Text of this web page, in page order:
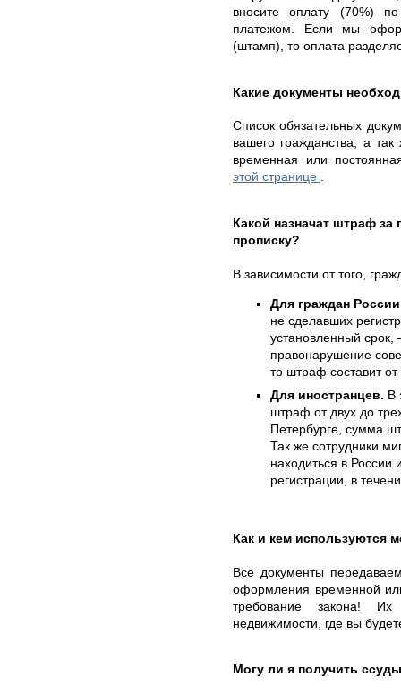
вносите оплату (70%)
платежом. Если мы
(штамп), то оплата
Какие документы
Список обязательных
вашего гражданства, а
временная или
этой странице .
Какой назначат штраф
прописку?
В зависимости от того,
Для граждан России
не сделавших
установленный срок,
правонарушение
то штраф составит
Для иностранцев. В
штраф от двух до
Петербурге, сумма
Так же сотрудники
находиться в
регистрации, в
Как и кем используются
Все документы
оформления временной
требование закона!
недвижимости, где вы
Могу ли я получить